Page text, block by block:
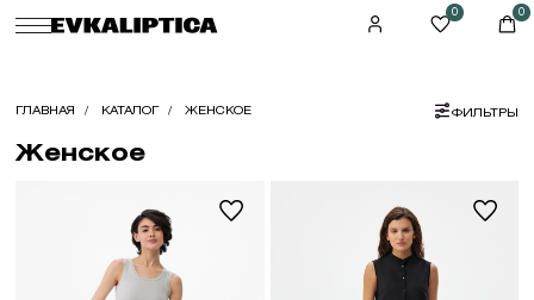
0 0
ГЛАВНАЯ КАТАЛОГ ЖЕНСКОЕ ФИЛЬТРЫ
Женское